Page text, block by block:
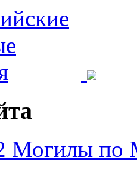
Могилы по